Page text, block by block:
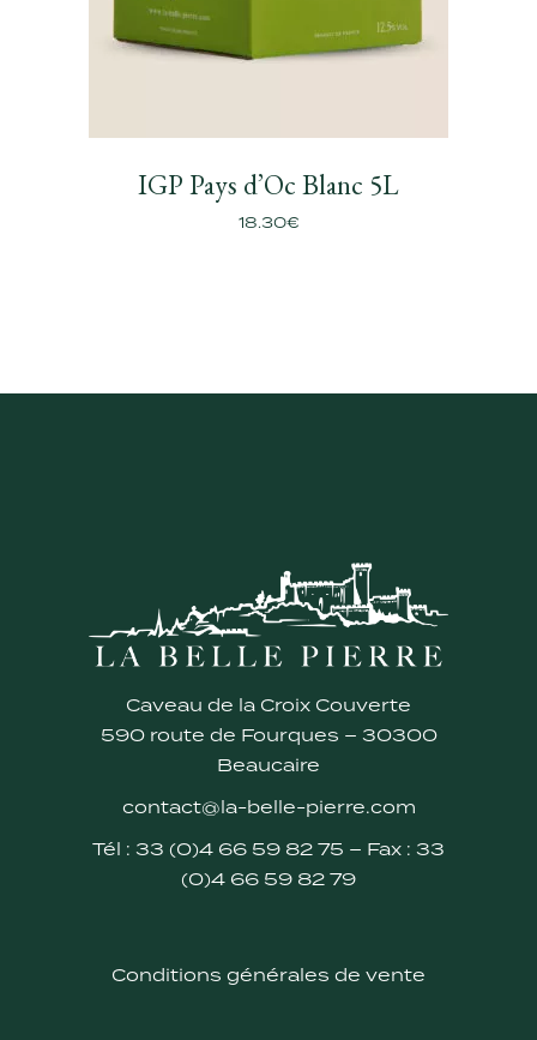
IGP Pays d’Oc Blanc 5L
18.30€
Caveau de la Croix Couverte
590 route de Fourques – 30300
Beaucaire
contact@la-belle-pierre.com
Tél : 33 (0)4 66 59 82 75 – Fax : 33
(0)4 66 59 82 79
Conditions générales de vente